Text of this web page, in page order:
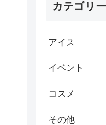
カテゴリー
アイス
イベント
コスメ
その他